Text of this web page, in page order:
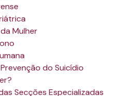
Mulher
do Suicídio
Secções Especializadas